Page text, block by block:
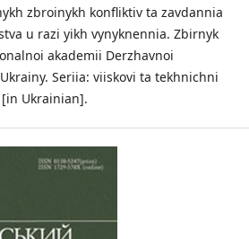
zbroinykh konfliktiv ta zavdannia
u razi yikh vynyknennia. Zbirnyk
akademii Derzhavnoi
Seriia: viiskovi ta tekhnichni
[in Ukrainian].